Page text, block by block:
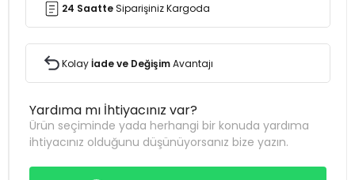
24 SaatteSiparişiniz Kargoda
Kolayİade ve DeğişimAvantajı
Yardıma mı İhtiyacınız var?
Ürün seçiminde yada herhangi bir konuda yardıma
ihtiyacınız olduğunu düşünüyorsanız bize yazın.